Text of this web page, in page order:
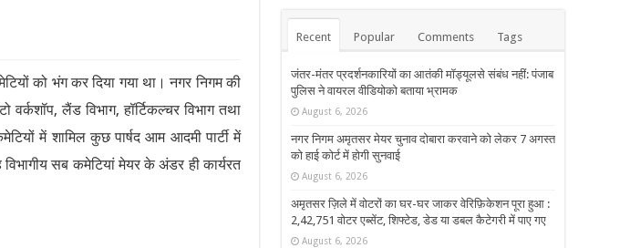
को भंग कर दिया गया था। नगर निगम की
वर्कशॉप, लैंड विभाग, हॉर्टिकल्चर विभाग तथा
में शामिल कुछ पार्षद आम आदमी पार्टी में
सब कमेटियां मेयर के अंडर ही कार्यरत
Recent Popular Comments Tags
जंतर-मंतर प्रदर्शनकारियों का आतंकी मॉड्यूलसे संबंध नहीं: पंजाब
पुलिस ने वायरल वीडियोको बताया भ्रामक
August 6, 2026
नगर निगम अमृतसर मेयर चुनाव दोबारा करवाने को लेकर 7 अगस्त
को हाई कोर्ट में होगी सुनवाई
August 6, 2026
अमृतसर ज़िले में वोटरों का घर-घर जाकर वेरिफ़िकेशन पूरा हुआ :
2,42,751 वोटर एब्सेंट, शिफ्टेड, डेड या डबल कैटेगरी में पाए गए
August 6, 2026